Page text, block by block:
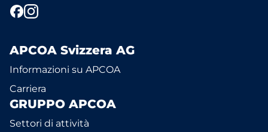
APCOA Svizzera AG
Informazioni su APCOA
Carriera
GRUPPO APCOA
Settori di attività